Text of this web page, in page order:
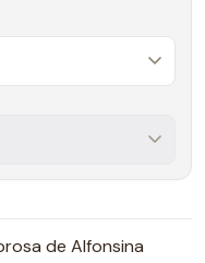
de Alfonsina